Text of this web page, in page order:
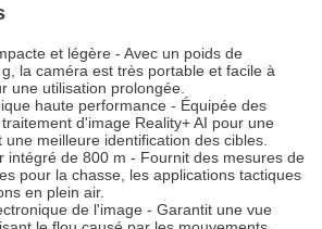
et légère - Avec un poids de
la caméra est très portable et facile à
une utilisation prolongée.
haute performance - Équipée des
d'image Reality+ AI pour une
meilleure identification des cibles.
intégré de 800 m - Fournit des mesures de
pour la chasse, les applications tactiques
en plein air.
de l'image - Garantit une vue